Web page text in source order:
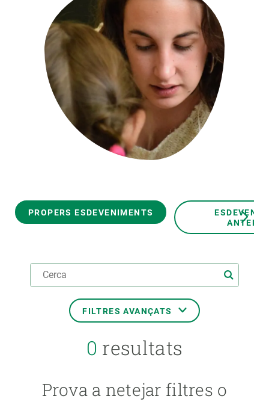
PROPERS ESDEVENIMENTS
FILTRES AVANÇATS
DATA DE L'ESDEVENIMENT
FORMAT
0 resultats
Prova a netejar filtres o
UNEIX-TE A NOSALTRES
PARTICIPA
NOTÍCIES I AGENDA